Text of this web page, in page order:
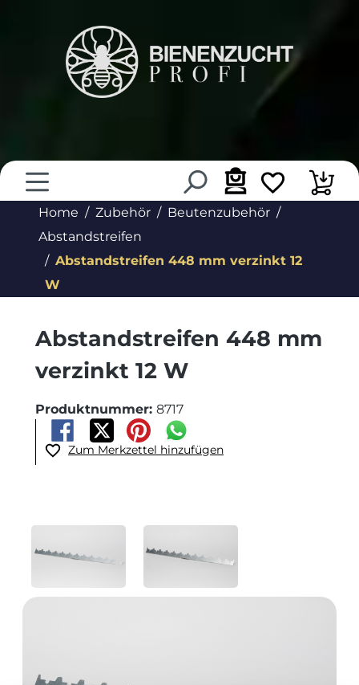
Home Zubehör
Beutenzubehör
Abstandstreifen
Abstandstreifen 448 mm verzinkt 12
W
Abstandstreifen 448 mm
verzinkt 12 W
Produktnummer: 8717
Zum Merkzettel hinzufügen
Bildergalerie überspringen